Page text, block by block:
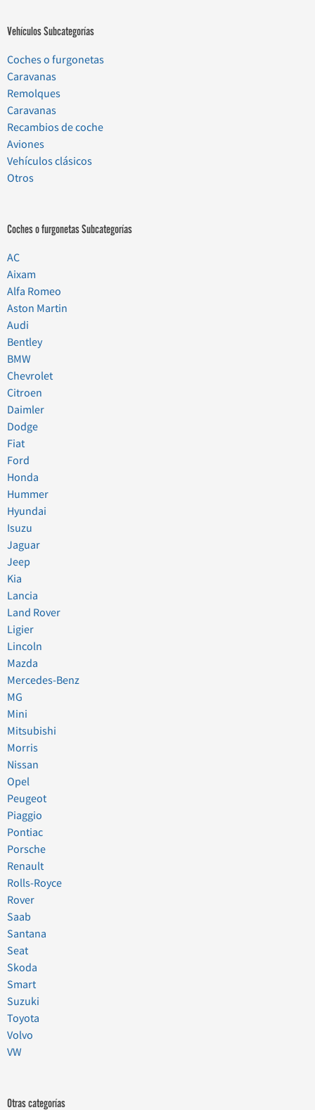
Vehículos Subcategorías
Coches o furgonetas
Caravanas
Remolques
Caravanas
Recambios de coche
Aviones
Vehículos clásicos
Otros
Coches o furgonetas Subcategorías
AC
Aixam
Alfa Romeo
Aston Martin
Audi
Bentley
BMW
Chevrolet
Citroen
Daimler
Dodge
Fiat
Ford
Honda
Hummer
Hyundai
Isuzu
Jaguar
Jeep
Kia
Lancia
Land Rover
Ligier
Lincoln
Mazda
Mercedes-Benz
MG
Mini
Mitsubishi
Morris
Nissan
Opel
Peugeot
Piaggio
Pontiac
Porsche
Renault
Rolls-Royce
Rover
Saab
Santana
Seat
Skoda
Smart
Suzuki
Toyota
Volvo
VW
Otras categorías